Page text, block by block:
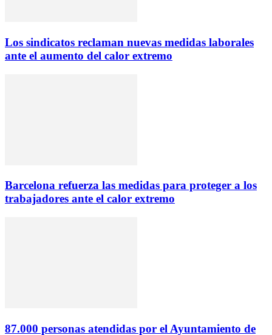
Los sindicatos reclaman nuevas medidas laborales
ante el aumento del calor extremo
Barcelona refuerza las medidas para proteger a los
trabajadores ante el calor extremo
87.000 personas atendidas por el Ayuntamiento de